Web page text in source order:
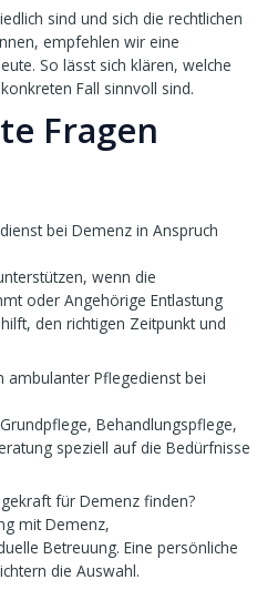
sind und sich die rechtlichen
empfehlen wir eine
So lässt sich klären, welche
Fall sinnvoll sind.
Fragen
bei Demenz in Anspruch
wenn die
oder Angehörige Entlastung
den richtigen Zeitpunkt und
ambulanter Pflegedienst bei
Behandlungspflege,
speziell auf die Bedürfnisse
für Demenz finden?
mit Demenz,
Betreuung. Eine persönliche
die Auswahl.